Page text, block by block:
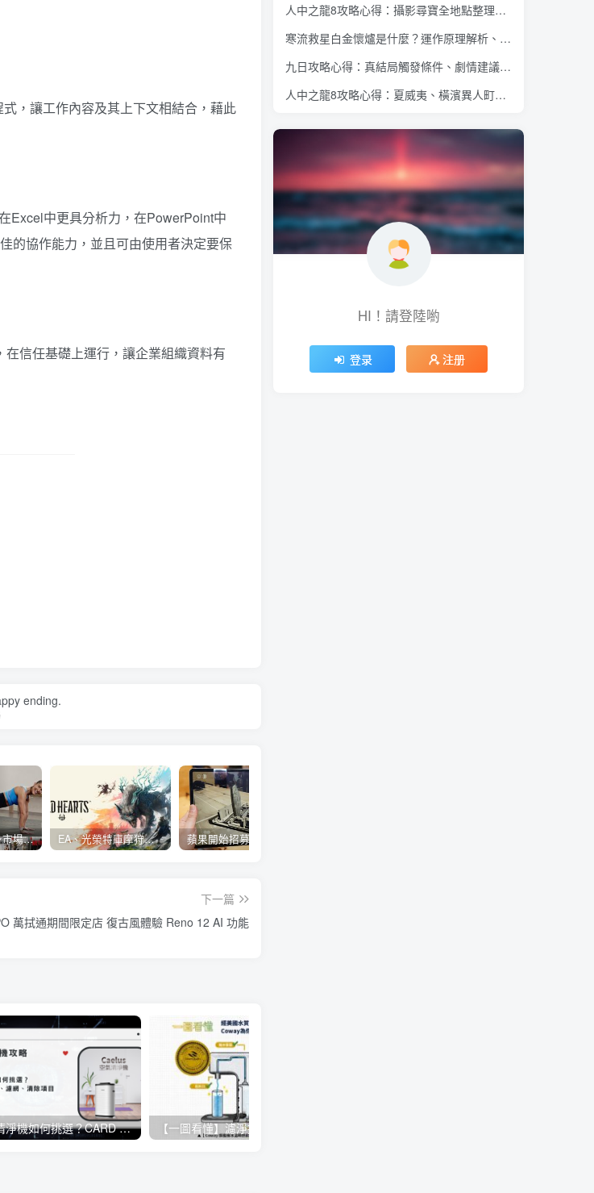
，讓工作內容及其上下文相結合，藉此
Excel中更具分析力，在PowerPoint中
的協作能力，並且可由使用者決定要保
信任基礎上運行，讓企業組織資料有
ending.
Netflix 擴展健身市場 與 Nike 合作推出《Nike Training Club》系列健身影片 EA、光榮特庫摩狩獵冒險遊戲《WILD HEARTS》公布「強大化獸」宣傳影片
下一篇
萬拭通期間限定店 復古風體驗 Reno 12 AI 功能
空氣清淨機如何挑選？CARD 數值、濾網、清除項目《懶人包》
人中之龍8攻略心得：攝影尋寶全地點整理、70個夏威夷與40個橫濱拍攝位置圖解
寒流救星白金懷爐是什麼？運作原理解析、相比電暖蛋有哪些優缺點？懷爐挑選方法介紹
九日攻略心得：真結局觸發條件、劇情建議攻略順序、全流程過關整理
人中之龍8攻略心得：夏威夷、橫濱異人町、神室町 全部14位神秘捏捏NPC地圖位置整理
HI！請登陸喲
登录 注册